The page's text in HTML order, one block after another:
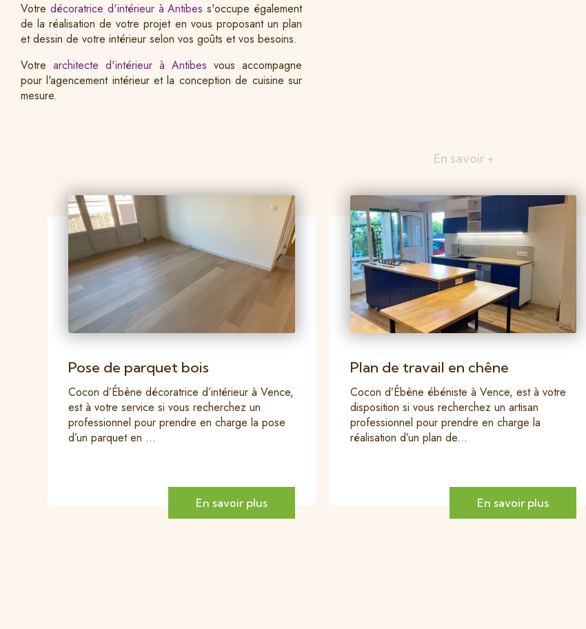
Votre décoratrice d'intérieur à Antibes s'occupe également
de la réalisation de votre projet en vous proposant un plan
et dessin de votre intérieur selon vos goûts et vos besoins.
Votre architecte d'intérieur à Antibes vous accompagne
pour l'agencement intérieur et la conception de cuisine sur
mesure.
En savoir +
Pose de parquet bois
Cocon d’Ébène décoratrice d’intérieur à Vence,
est à votre service si vous recherchez un
professionnel pour prendre en charge la pose
d’un parquet en ...
En savoir plus
Plan de travail en chêne
Cocon d’Ébène ébéniste à Vence, est à votre
disposition si vous recherchez un artisan
professionnel pour prendre en charge la
réalisation d’un plan de...
En savoir plus